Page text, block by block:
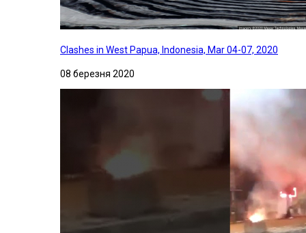
Clashes in West Papua, Indonesia, Mar 04-07, 2020
08 березня 2020